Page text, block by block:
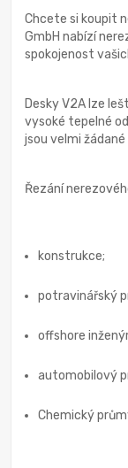
Chcete si koupit
GmbH nabízí
spokojenost
Desky V2A lze
vysoké tepelné
jsou velmi
Řezání
konstrukce;
potravinářský
offshore
automobilový
Chemický